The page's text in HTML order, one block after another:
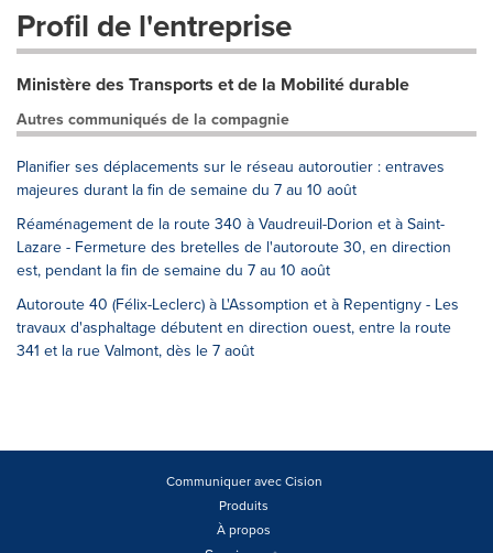
Profil de l'entreprise
Ministère des Transports et de la Mobilité durable
Autres communiqués de la compagnie
Planifier ses déplacements sur le réseau autoroutier : entraves
majeures durant la fin de semaine du 7 au 10 août
Réaménagement de la route 340 à Vaudreuil-Dorion et à Saint-
Lazare - Fermeture des bretelles de l'autoroute 30, en direction
est, pendant la fin de semaine du 7 au 10 août
Autoroute 40 (Félix-Leclerc) à L'Assomption et à Repentigny - Les
travaux d'asphaltage débutent en direction ouest, entre la route
341 et la rue Valmont, dès le 7 août
Communiquer avec Cision
Produits
À propos